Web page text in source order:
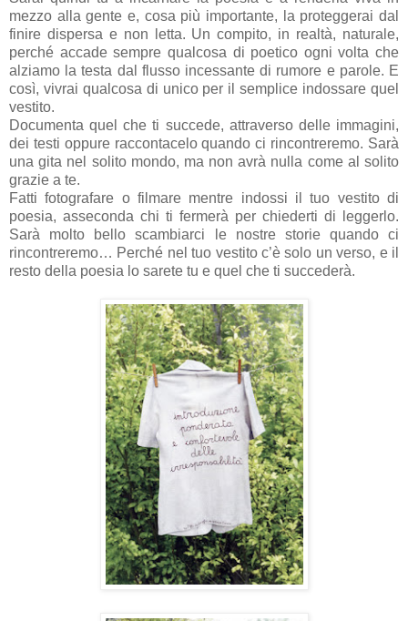
mezzo alla gente e, cosa più importante, la proteggerai dal
finire dispersa e non letta. Un compito, in realtà, naturale,
perché accade sempre qualcosa di poetico ogni volta che
alziamo la testa dal flusso incessante di rumore e parole. E
così, vivrai qualcosa di unico per il semplice indossare quel
vestito.
Documenta quel che ti succede, attraverso delle immagini,
dei testi oppure raccontacelo quando ci rincontreremo. Sarà
una gita nel solito mondo, ma non avrà nulla come al solito
grazie a te.
Fatti fotografare o filmare mentre indossi il tuo vestito di
poesia, asseconda chi ti fermerà per chiederti di leggerlo.
Sarà molto bello scambiarci le nostre storie quando ci
rincontreremo… Perché nel tuo vestito c’è solo un verso, e il
resto della poesia lo sarete tu e quel che ti succederà.